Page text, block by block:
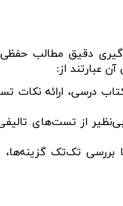
دقیق مطالب
عبارتند از:
درسی، ارائه نکات
از تست‌های
بررسی تک‌تک